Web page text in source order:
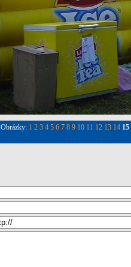
Obrázky: 1 2 3 4 5 6 7 8 9 10 11 12 13 14 15